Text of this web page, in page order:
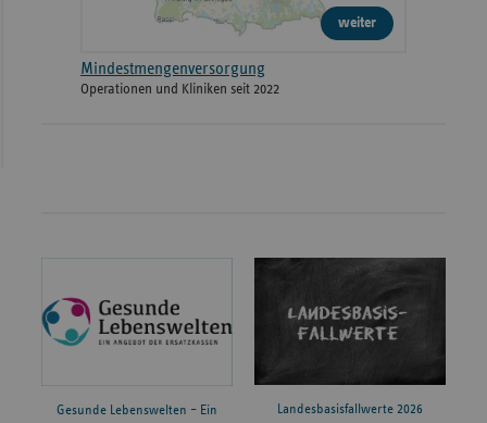
weiter
Mindestmengenversorgung
Operationen und Kliniken seit 2022
Gesunde Lebenswelten – Ein
Landesbasisfallwerte 2026